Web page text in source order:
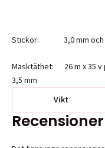
Stickor: 3,0 mm och
Masktäthet: 26 m x 35 v
3,5 mm
Vikt
Recensioner